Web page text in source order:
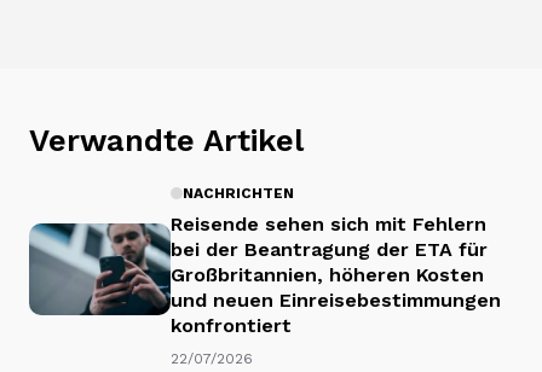
Verwandte Artikel
NACHRICHTEN
Reisende sehen sich mit Fehlern
bei der Beantragung der ETA für
Großbritannien, höheren Kosten
und neuen Einreisebestimmungen
konfrontiert
22/07/2026